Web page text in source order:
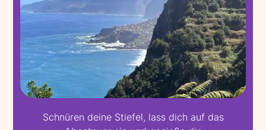
Schnüren deine Stiefel, lass dich auf das